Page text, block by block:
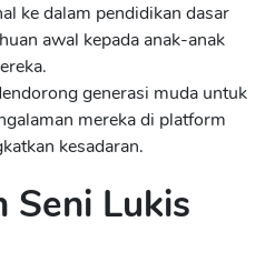
ke dalam pendidikan dasar
awal kepada anak-anak
generasi muda untuk
mereka di platform
kesadaran.
Seni Lukis